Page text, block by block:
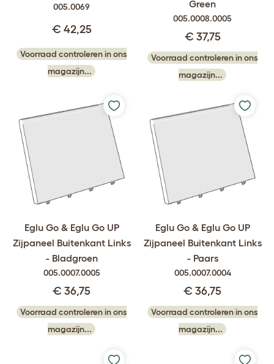
005.0069
€ 42,25
Voorraad controleren in ons
magazijn...
Green
005.0008.0005
€ 37,75
Voorraad controleren in ons
magazijn...
Eglu Go & Eglu Go UP
Zijpaneel Buitenkant Links
- Bladgroen
005.0007.0005
€ 36,75
Voorraad controleren in ons
magazijn...
Eglu Go & Eglu Go UP
Zijpaneel Buitenkant Links
- Paars
005.0007.0004
€ 36,75
Voorraad controleren in ons
magazijn...